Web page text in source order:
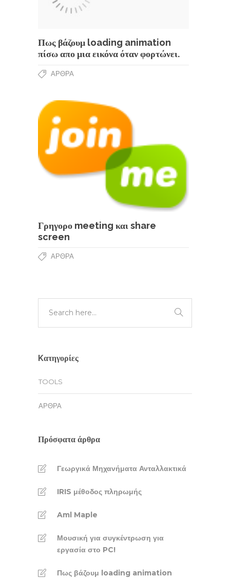
Πως βάζουμ loading animation
πίσω απο μια εικόνα όταν φορτώνει.
ΆΡΘΡΑ
Γρηγορο meeting και share
screen
ΆΡΘΡΑ
Kατηγορίες
TOOLS
ΆΡΘΡΑ
Πρόσφατα άρθρα
Γεωργικά Μηχανήματα Ανταλλακτικά
IRIS μέθοδος πληρωμής
Aml Maple
Μουσική για συγκέντρωση για
εργασία στο PC!
Πως βάζουμ loading animation